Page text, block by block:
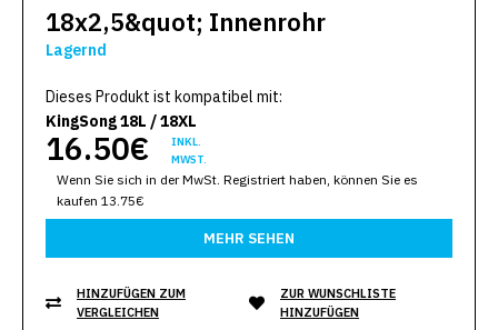
18x2,5&quot; Innenrohr
Lagernd
Dieses Produkt ist kompatibel mit:
KingSong 18L / 18XL
16.50€
INKL.
MWST.
Wenn Sie sich in der MwSt. Registriert haben, können Sie es
kaufen 13.75€
MEHR SEHEN
HINZUFÜGEN ZUM
VERGLEICHEN
ZUR WUNSCHLISTE
HINZUFÜGEN